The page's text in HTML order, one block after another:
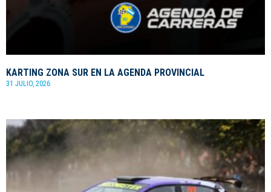
KARTING ZONA SUR EN LA AGENDA PROVINCIAL
31 JULIO, 2026